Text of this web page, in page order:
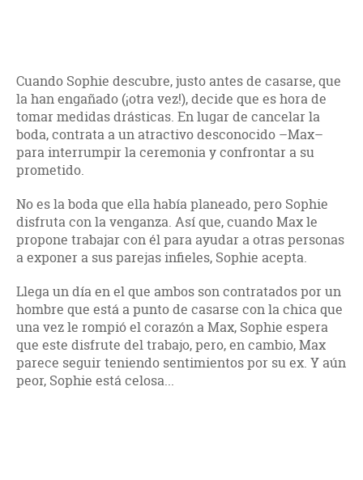
Cuando Sophie descubre, justo antes de casarse, que
la han engañado (¡otra vez!), decide que es hora de
tomar medidas drásticas. En lugar de cancelar la
boda, contrata a un atractivo desconocido –Max–
para interrumpir la ceremonia y confrontar a su
prometido.
No es la boda que ella había planeado, pero Sophie
disfruta con la venganza. Así que, cuando Max le
propone trabajar con él para ayudar a otras personas
a exponer a sus parejas infieles, Sophie acepta.
Llega un día en el que ambos son contratados por un
hombre que está a punto de casarse con la chica que
una vez le rompió el corazón a Max, Sophie espera
que este disfrute del trabajo, pero, en cambio, Max
parece seguir teniendo sentimientos por su ex. Y aún
peor, Sophie está celosa...